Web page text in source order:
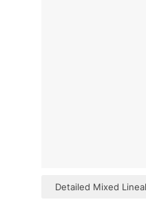
Detailed Mixed